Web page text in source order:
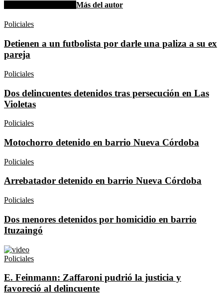
Más del autor
Policiales
Detienen a un futbolista por darle una paliza a su ex
pareja
Policiales
Dos delincuentes detenidos tras persecución en Las
Violetas
Policiales
Motochorro detenido en barrio Nueva Córdoba
Policiales
Arrebatador detenido en barrio Nueva Córdoba
Policiales
Dos menores detenidos por homicidio en barrio
Ituzaingó
Policiales
E. Feinmann: Zaffaroni pudrió la justicia y
favoreció al delincuente